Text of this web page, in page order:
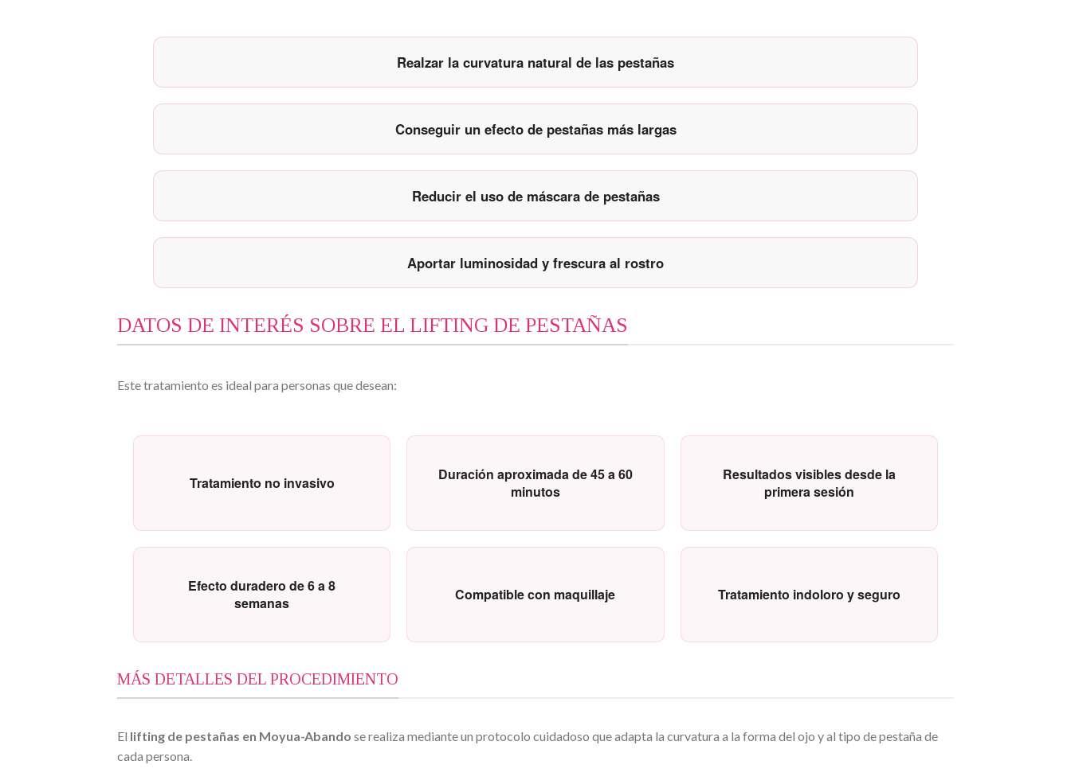
Realzar la curvatura natural de las pestañas
Conseguir un efecto de pestañas más largas
Reducir el uso de máscara de pestañas
Aportar luminosidad y frescura al rostro
DATOS DE INTERÉS SOBRE EL LIFTING DE PESTAÑAS
Este tratamiento es ideal para personas que desean:
Tratamiento no invasivo
Duración aproximada de 45 a 60
minutos
Resultados visibles desde la
primera sesión
Efecto duradero de 6 a 8
semanas
Compatible con maquillaje Tratamiento indoloro y seguro
MÁS DETALLES DEL PROCEDIMIENTO
El lifting de pestañas en Moyua-Abando se realiza mediante un protocolo cuidadoso que adapta la curvatura a la forma del ojo y al tipo de pestaña de
cada persona.